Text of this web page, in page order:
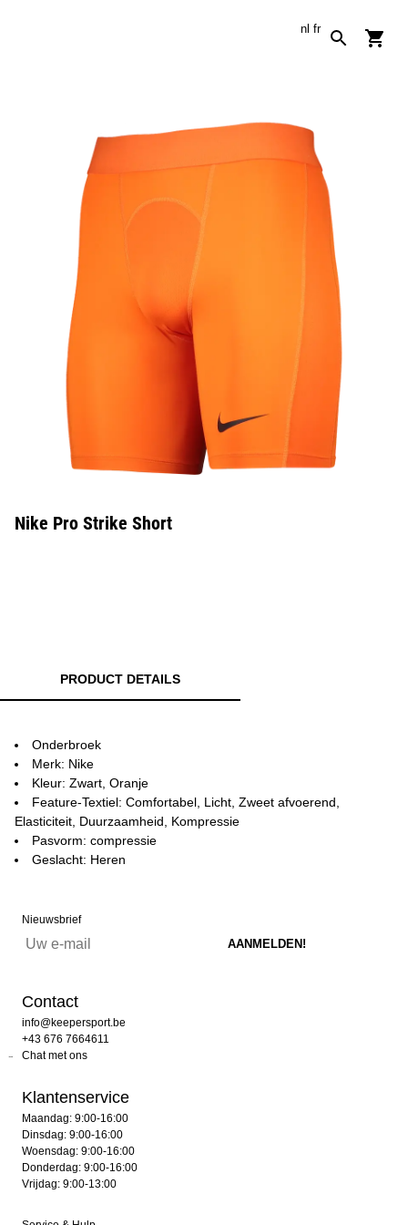
nl fr
Nike Pro Strike Short
PRODUCT DETAILS
Onderbroek
Merk: Nike
Kleur: Zwart, Oranje
Feature-Textiel: Comfortabel, Licht, Zweet afvoerend,
Elasticiteit, Duurzaamheid, Kompressie
Pasvorm: compressie
Geslacht: Heren
Nieuwsbrief
Contact
info@keepersport.be
+43 676 7664611
Chat met ons
Klantenservice
Maandag: 9:00-16:00
Dinsdag: 9:00-16:00
Woensdag: 9:00-16:00
Donderdag: 9:00-16:00
Vrijdag: 9:00-13:00